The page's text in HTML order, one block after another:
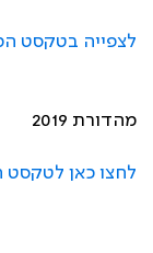
לצפייה בטקסט
מהדורת 2019
לחצו כאן לטקסט